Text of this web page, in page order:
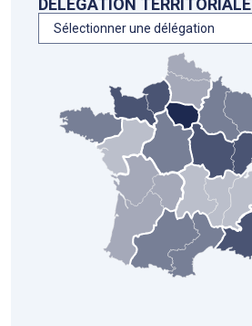
DÉLÉGATION TERRITORIALE